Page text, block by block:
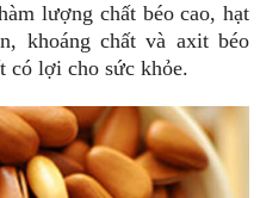
lượng chất béo cao, hạt
khoáng chất và axit béo
có lợi cho sức khỏe.